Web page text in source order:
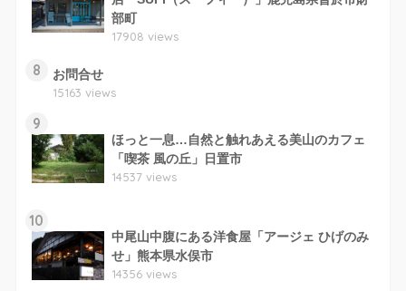
部町
17908 views
8
お問合せ
15163 views
9
ほっと一息…自然と触れあえる美山のカフェ
「喫茶 風の丘」日置市
14537 views
10
中尾山中腹にある洋食屋「アージェ ひげのみ
せ」熊本県水俣市
14356 views